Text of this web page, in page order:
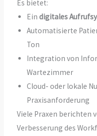
Es bietet:
Ein digitales
Automatisierte
Ton
Integration von
Wartezimmer
Cloud- oder lokale
Praxisanforderung
Viele Praxen berichten
Verbesserung des